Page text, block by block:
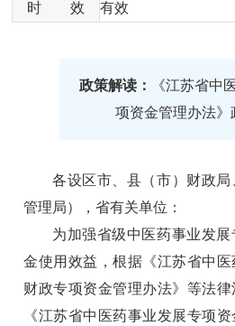
时 效
有效
政策解读：
《江苏省中
项资金管理办法》
各设区市、县（市）财政
管理局），省有关单位：
为加强省级中医药事业发
金使用效益，根据《江苏省中
财政专项资金管理办法》等法
《江苏省中医药事业发展专项